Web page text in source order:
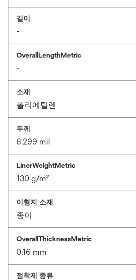
길이
-
OverallLengthMetric
-
소재
폴리에틸렌
두께
6.299 mil
LinerWeightMetric
130 g/m²
이형지 소재
종이
OverallThicknessMetric
0.16 mm
점착제 종류